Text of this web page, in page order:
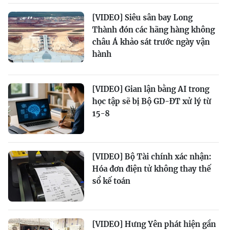
[VIDEO] Siêu sân bay Long
Thành đón các hãng hàng không
châu Á khảo sát trước ngày vận
hành
[VIDEO] Gian lận bằng AI trong
học tập sẽ bị Bộ GD-ĐT xử lý từ
15-8
[VIDEO] Bộ Tài chính xác nhận:
Hóa đơn điện tử không thay thế
sổ kế toán
[VIDEO] Hưng Yên phát hiện gần